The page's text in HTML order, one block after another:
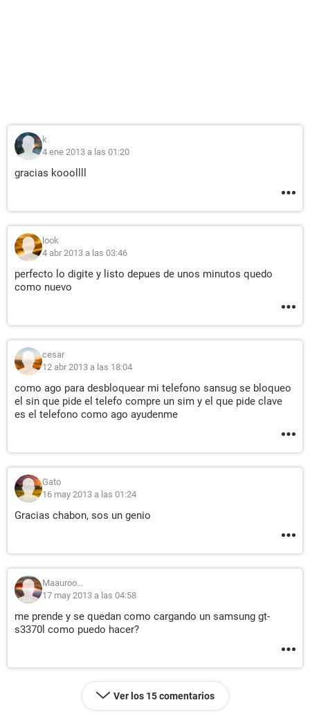
k
4 ene 2013 a las 01:20
gracias kooollll
look
4 abr 2013 a las 03:46
perfecto lo digite y listo depues de unos minutos quedo
como nuevo
cesar
12 abr 2013 a las 18:04
como ago para desbloquear mi telefono sansug se bloqueo
el sin que pide el telefo compre un sim y el que pide clave
es el telefono como ago ayudenme
Gato
16 may 2013 a las 01:24
Gracias chabon, sos un genio
Maauroo...
17 may 2013 a las 04:58
me prende y se quedan como cargando un samsung gt-
s3370l como puedo hacer?
Ver los 15 comentarios